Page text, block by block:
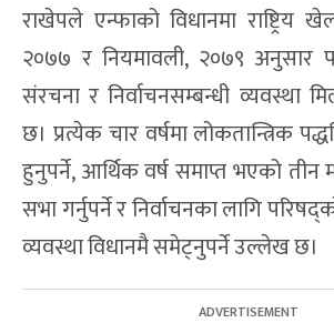
राखेपले एन्फाको विधानमा
२०७७ र नियमावली, २०७९ अनुसार
संरचना र निर्वाचनसम्बन्धी व्यवस्था
छ। प्रत्येक चार वर्षमा लोकतान्त्रिक
हुनुपर्ने, आर्थिक वर्ष समाप्त भएको तीन
सभा गर्नुपर्ने र निर्वाचनका लागि
व्यवस्था विधानमै समेट्नुपर्ने उल्लेख छ।